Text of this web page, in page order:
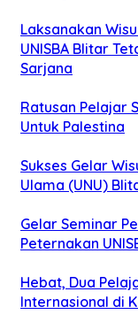
Laksanakan
UNISBA Blitar
Sarjana
Ratusan Pelajar
Untuk Palestina
Sukses Gelar
Ulama (UNU)
Gelar Seminar
Peternakan
Hebat, Dua
Internasional di